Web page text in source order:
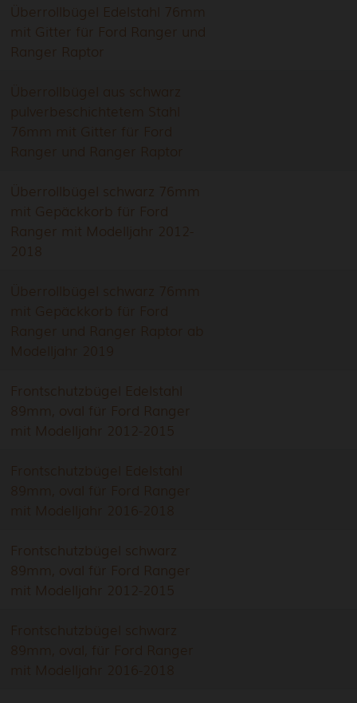
Überrollbügel Edelstahl 76mm
mit Gitter für Ford Ranger und
Ranger Raptor
Überrollbügel aus schwarz
pulverbeschichtetem Stahl
76mm mit Gitter für Ford
Ranger und Ranger Raptor
Überrollbügel schwarz 76mm
mit Gepäckkorb für Ford
Ranger mit Modelljahr 2012-
2018
Überrollbügel schwarz 76mm
mit Gepäckkorb für Ford
Ranger und Ranger Raptor ab
Modelljahr 2019
Frontschutzbügel Edelstahl
89mm, oval für Ford Ranger
mit Modelljahr 2012-2015
Frontschutzbügel Edelstahl
89mm, oval für Ford Ranger
mit Modelljahr 2016-2018
Frontschutzbügel schwarz
89mm, oval für Ford Ranger
mit Modelljahr 2012-2015
Frontschutzbügel schwarz
89mm, oval, für Ford Ranger
mit Modelljahr 2016-2018